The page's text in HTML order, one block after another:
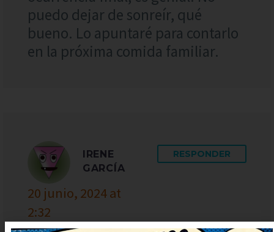
puedo dejar de sonreír, qué
bueno. Lo apuntaré para contarlo
en la próxima comida familiar.
IRENE
GARCÍA
20 junio, 2024 at
2:32
RESPONDER